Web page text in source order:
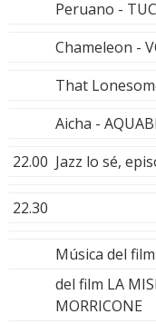
Peruano -
Chameleon -
That
Aicha -
22.00 Jazz lo sé,
22.30
Música del film
del film LA
MORRICONE